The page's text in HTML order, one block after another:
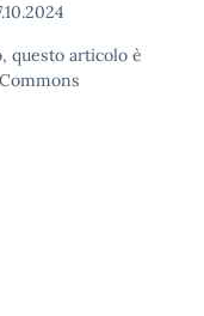
questo articolo è